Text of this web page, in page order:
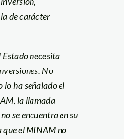
de carácter
Estado necesita
No
lo ha señalado el
la llamada
se encuentra en su
que el MINAM no